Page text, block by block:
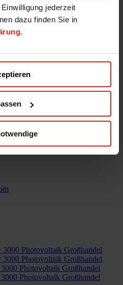
jederzeit
dazu finden Sie in
.